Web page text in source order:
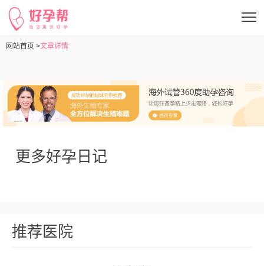
网站首页 >文章详情
更多好孕日记
推荐医院